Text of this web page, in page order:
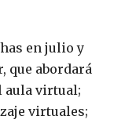
en julio y
que abordará
aula virtual;
virtuales;